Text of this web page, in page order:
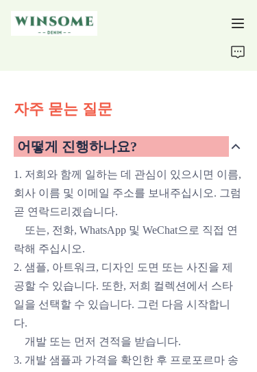
자주 묻는 질문
어떻게 진행하나요?
1. 저희와 함께 일하는 데 관심이 있으시면 이름,
회사 이름 및 이메일 주소를 보내주십시오. 그럼
곧 연락드리겠습니다.
또는, 전화, WhatsApp 및 WeChat으로 직접 연
락해 주십시오.
2. 샘플, 아트워크, 디자인 도면 또는 사진을 제
공할 수 있습니다. 또한, 저희 컬렉션에서 스타
일을 선택할 수 있습니다. 그런 다음 시작합니
다.
개발 또는 먼저 견적을 받습니다.
3. 개발 샘플과 가격을 확인한 후 프로포르마 송
제품
회사 소개
지원